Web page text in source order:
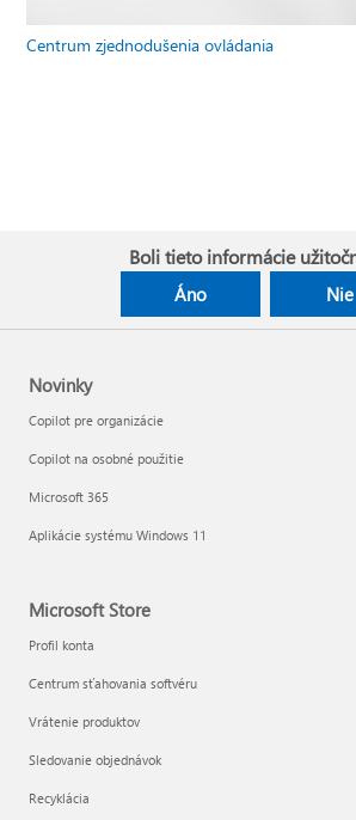
Centrum zjednodušenia ovládania
Boli tieto informácie
Áno Nie
Novinky
Copilot pre organizácie
Copilot na osobné použitie
Microsoft 365
Aplikácie systému Windows 11
Microsoft Store
Profil konta
Centrum sťahovania softvéru
Vrátenie produktov
Sledovanie objednávok
Recyklácia